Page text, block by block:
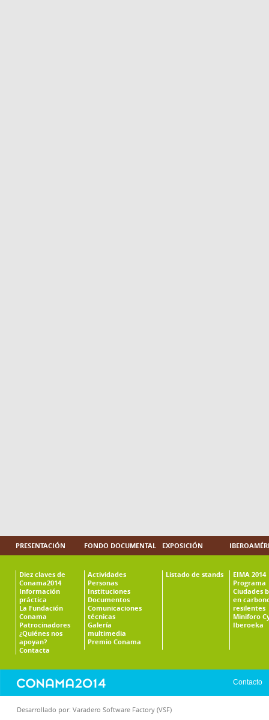
PRESENTACIÓN
Diez claves de
Conama2014
Información
práctica
La Fundación
Conama
Patrocinadores
¿Quiénes nos
apoyan?
Contacta
FONDO DOCUMENTAL
Actividades
Personas
Instituciones
Documentos
Comunicaciones
técnicas
Galería
multimedia
Premio Conama
EXPOSICIÓN
Listado de stands
EIMA 2014
Programa
Ciudades
en
resilentes
Miniforo
Iberoeka
Contacto
Desarrollado por: Varadero Software Factory (VSF)